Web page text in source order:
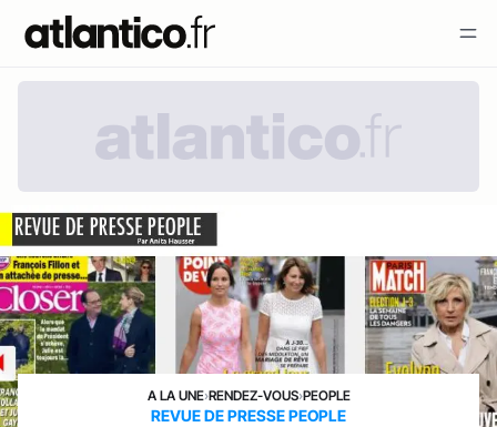
A LA UNE›RENDEZ-VOUS›PEOPLE
REVUE DE PRESSE PEOPLE